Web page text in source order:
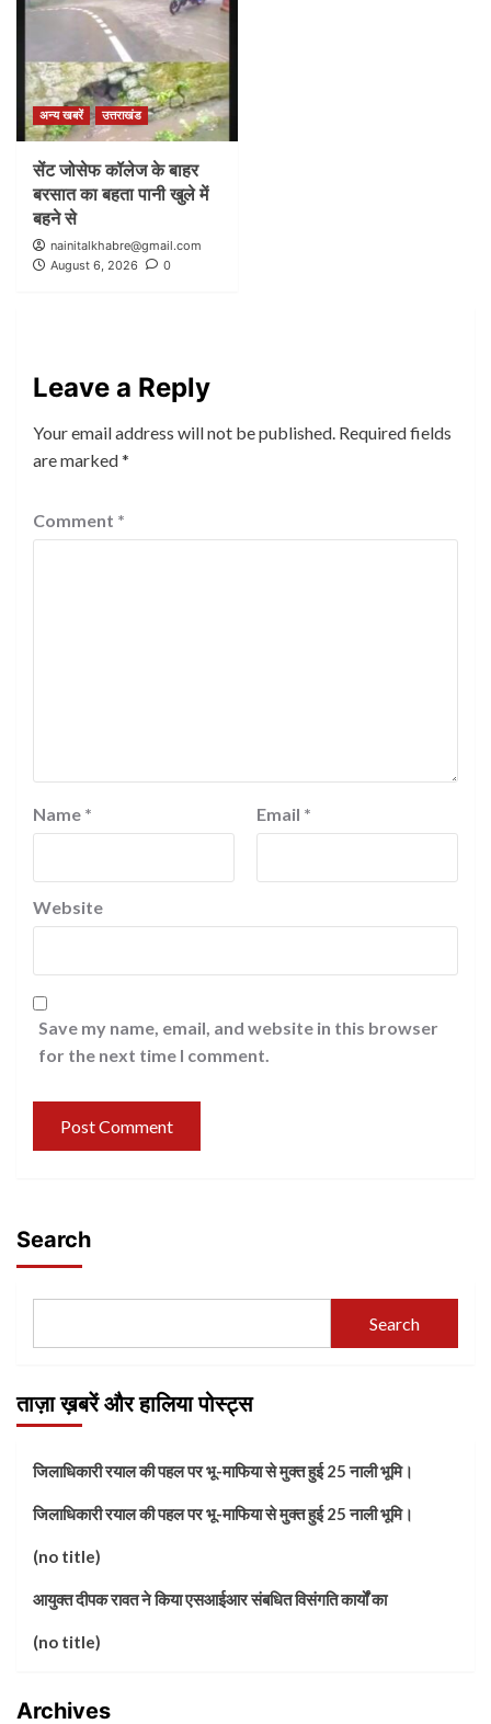
अन्य खबरें उत्तराखंड
सेंट जोसेफ कॉलेज के बाहर
बरसात का बहता पानी खुले में
बहने से
nainitalkhabre@gmail.com
August 6, 2026
0
Leave a Reply
Your email address will not be published. Required fields
are marked*
Comment *
Name * Email *
Website
Save my name, email, and website in this browser
for the next time I comment.
Search
Search
ताज़ा ख़बरें और हालिया पोस्ट्स
जिलाधिकारी रयाल की पहल पर भू-माफिया से मुक्त हुई 25 नाली भूमि।
जिलाधिकारी रयाल की पहल पर भू-माफिया से मुक्त हुई 25 नाली भूमि।
(no title)
आयुक्त दीपक रावत ने किया एसआईआर संबधित विसंगति कार्यों का
(no title)
Archives